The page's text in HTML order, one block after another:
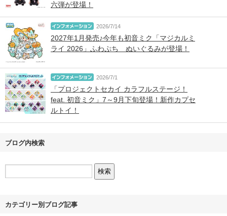
六弾が登場！
2026/7/14
2027年1月発売♪今年も初音ミク「マジカルミ
ライ 2026」ふわぷち ぬいぐるみが登場！
2026/7/1
「プロジェクトセカイ カラフルステージ！
feat. 初音ミク」7～9月下旬登場！新作カプセ
ルトイ！
ブログ内検索
カテゴリー別ブログ記事